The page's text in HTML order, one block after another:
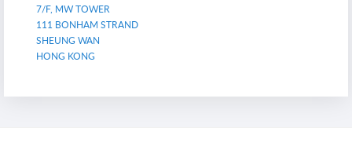
7/F, MW TOWER
111 BONHAM STRAND
SHEUNG WAN
HONG KONG